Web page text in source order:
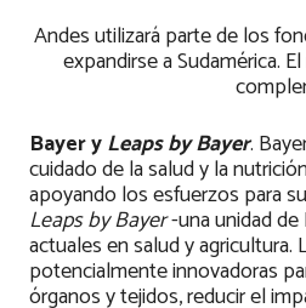
Andes utilizará parte de los
expandirse a Sudamérica.
Bayer yLeaps by Bayer.
cuidado de la salud y la
apoyando los esfuerzos para
Leaps by Bayer-una unidad de
actuales en salud y
potencialmente innovadoras
órganos y tejidos, reducir el